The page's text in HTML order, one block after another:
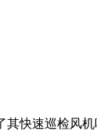
快速巡检风